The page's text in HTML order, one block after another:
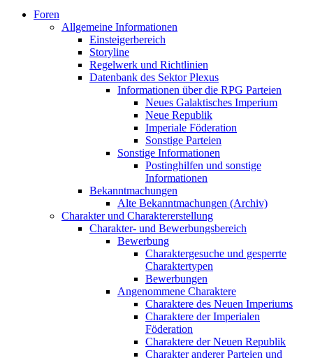
Foren
Allgemeine Informationen
Einsteigerbereich
Storyline
Regelwerk und Richtlinien
Datenbank des Sektor Plexus
Informationen über die RPG Parteien
Neues Galaktisches Imperium
Neue Republik
Imperiale Föderation
Sonstige Parteien
Sonstige Informationen
Postinghilfen und sonstige
Informationen
Bekanntmachungen
Alte Bekanntmachungen (Archiv)
Charakter und Charaktererstellung
Charakter- und Bewerbungsbereich
Bewerbung
Charaktergesuche und gesperrte
Charaktertypen
Bewerbungen
Angenommene Charaktere
Charaktere des Neuen Imperiums
Charaktere der Imperialen
Föderation
Charaktere der Neuen Republik
Charakter anderer Parteien und